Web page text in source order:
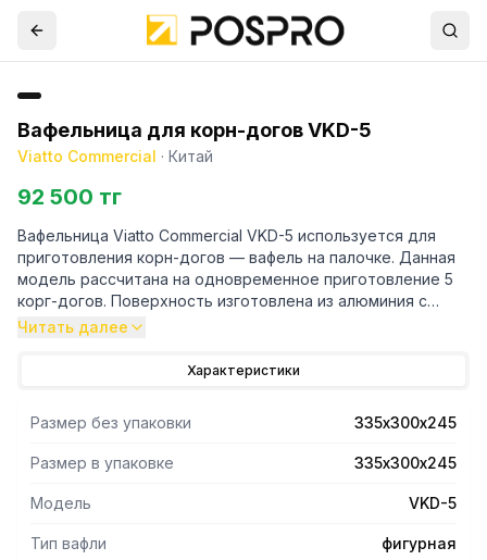
Вафельница для корн-догов VKD-5
Viatto Commercial · Китай
92 500 тг
Вафельница Viatto Commercial VKD-5 используется для
приготовления корн-догов — вафель на палочке. Данная
модель рассчитана на одновременное приготовление 5
корг-догов. Поверхность изготовлена из алюминия с
тефлоновым антипригарным покрытием, корпус - из
Читать далее
Характеристики
Размер без упаковки 335х300х245
Размер в упаковке 335х300х245
Модель VKD-5
Тип вафли фигурная